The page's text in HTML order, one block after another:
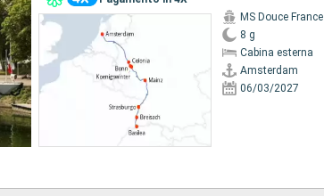
MS Douce France
8 g
Cabina esterna
Amsterdam
06/03/2027